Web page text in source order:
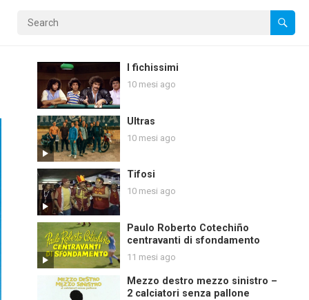
I fichissimi
10 mesi ago
Ultras
10 mesi ago
Tifosi
10 mesi ago
Paulo Roberto Cotechiño
centravanti di sfondamento
11 mesi ago
Mezzo destro mezzo sinistro –
2 calciatori senza pallone